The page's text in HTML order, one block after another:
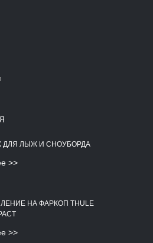
ДЛЯ ЛЫЖ И СНОУБОРДА
>>
НА ФАРКОП THULE
>>